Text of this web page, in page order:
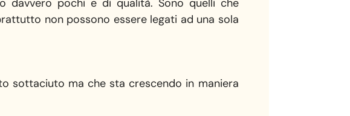
davvero pochi e di qualità. Sono quelli che
non possono essere legati ad una sola
sottaciuto ma che sta crescendo in maniera